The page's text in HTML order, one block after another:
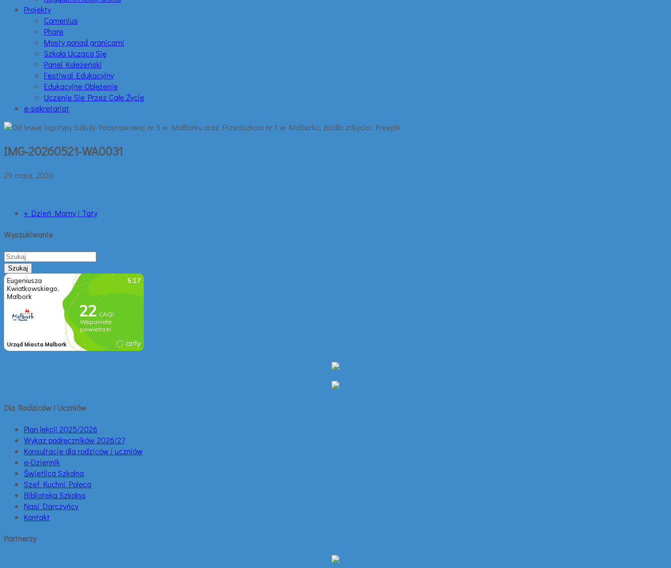
Projekty
Comenius
Phare
Mosty ponad granicami
Szkoła Ucząca Się
Panel Koleżeński
Festiwal Edukacyjny
Edukacyjne Oblężenie
Uczenie Się Przez Całe Życie
e-sekretariat
IMG-20260521-WA0031
29 maja, 2026
« Dzień Mamy i Taty
Wyszukiwanie
Dla Rodziców i Uczniów
Plan lekcji 2025/2026
Wykaz podręczników 2026/27
Konsultacje dla rodziców i uczniów
e-Dziennik
Świetlica Szkolna
Szef Kuchni Poleca
Biblioteka Szkolna
Nasi Darczyńcy
Kontakt
Partnerzy